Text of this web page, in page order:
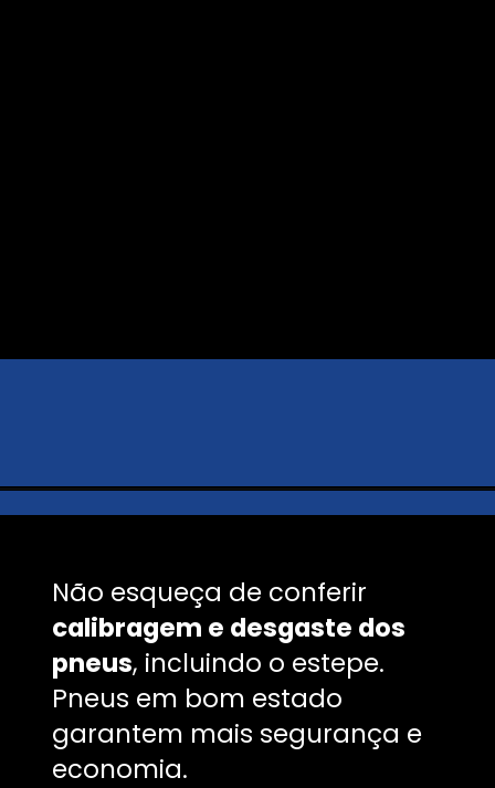
Não esqueça de conferir
calibragem e desgaste dos
pneus, incluindo o estepe.
Pneus em bom estado
garantem mais segurança e
economia.